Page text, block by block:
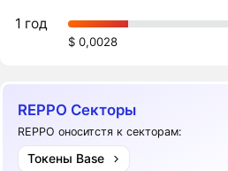
1 год
$ 0,0028
REPPO Секторы
REPPO оноситстя к секторам:
Токены Base